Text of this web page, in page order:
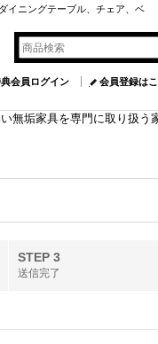
イニングテーブル、チェア、ベ
会員ログイン 会員登録は
無垢家具を専門に取り扱う
STEP 3
送信完了